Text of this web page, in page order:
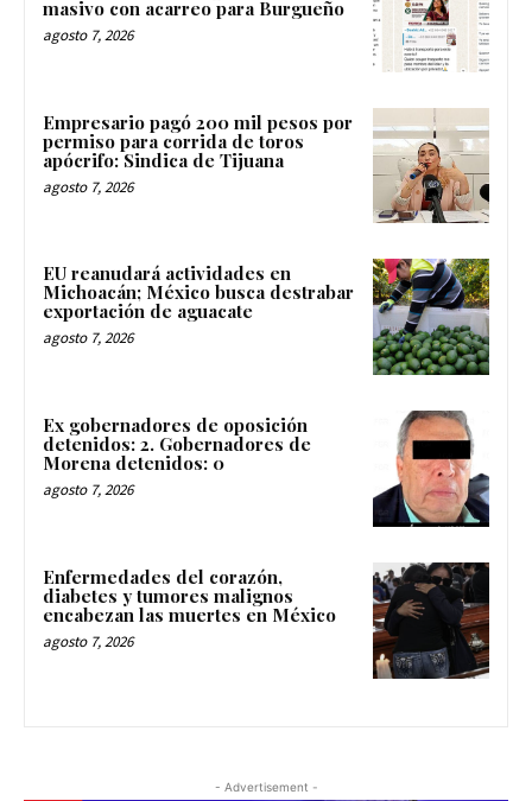
masivo con acarreo para Burgueño
agosto 7, 2026
Empresario pagó 200 mil pesos por
permiso para corrida de toros
apócrifo: Sindica de Tijuana
agosto 7, 2026
EU reanudará actividades en
Michoacán; México busca destrabar
exportación de aguacate
agosto 7, 2026
Ex gobernadores de oposición
detenidos: 2. Gobernadores de
Morena detenidos: 0
agosto 7, 2026
Enfermedades del corazón,
diabetes y tumores malignos
encabezan las muertes en México
agosto 7, 2026
- Advertisement -